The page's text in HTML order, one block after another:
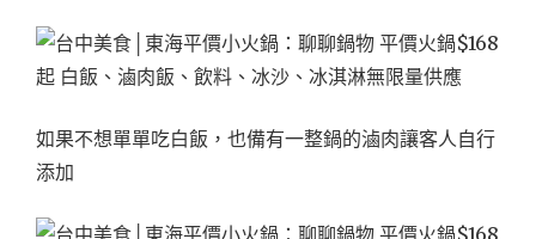
如果不想單單吃白飯，也備有一整鍋的滷肉讓客人自行
添加